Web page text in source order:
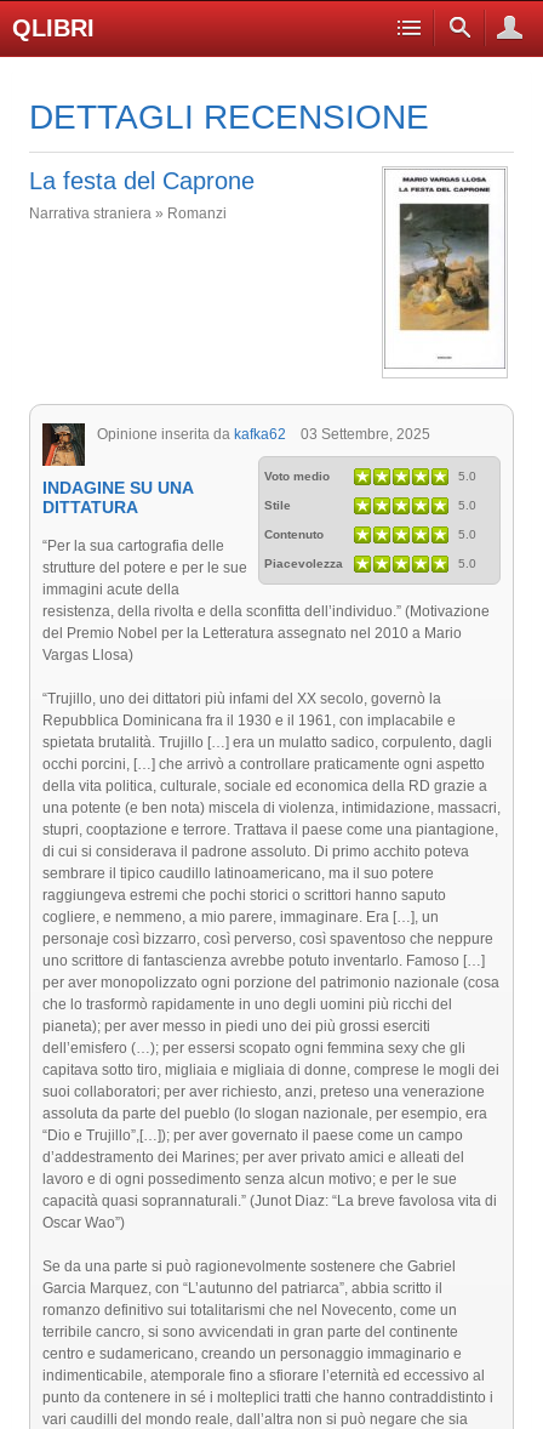
QLIBRI
DETTAGLI RECENSIONE
La festa del Caprone
Narrativa straniera » Romanzi
Opinione inserita da kafka62 03 Settembre, 2025
Voto medio 5.0
Stile 5.0
Contenuto 5.0
Piacevolezza 5.0
INDAGINE SU UNA
DITTATURA
“Per la sua cartografia delle
strutture del potere e per le sue
immagini acute della
resistenza, della rivolta e della sconfitta dell’individuo.” (Motivazione
del Premio Nobel per la Letteratura assegnato nel 2010 a Mario
Vargas Llosa)
“Trujillo, uno dei dittatori più infami del XX secolo, governò la
Repubblica Dominicana fra il 1930 e il 1961, con implacabile e
spietata brutalità. Trujillo […] era un mulatto sadico, corpulento, dagli
occhi porcini, […] che arrivò a controllare praticamente ogni aspetto
della vita politica, culturale, sociale ed economica della RD grazie a
una potente (e ben nota) miscela di violenza, intimidazione, massacri,
stupri, cooptazione e terrore. Trattava il paese come una piantagione,
di cui si considerava il padrone assoluto. Di primo acchito poteva
sembrare il tipico caudillo latinoamericano, ma il suo potere
raggiungeva estremi che pochi storici o scrittori hanno saputo
cogliere, e nemmeno, a mio parere, immaginare. Era […], un
personaje così bizzarro, così perverso, così spaventoso che neppure
uno scrittore di fantascienza avrebbe potuto inventarlo. Famoso […]
per aver monopolizzato ogni porzione del patrimonio nazionale (cosa
che lo trasformò rapidamente in uno degli uomini più ricchi del
pianeta); per aver messo in piedi uno dei più grossi eserciti
dell’emisfero (…); per essersi scopato ogni femmina sexy che gli
capitava sotto tiro, migliaia e migliaia di donne, comprese le mogli dei
suoi collaboratori; per aver richiesto, anzi, preteso una venerazione
assoluta da parte del pueblo (lo slogan nazionale, per esempio, era
“Dio e Trujillo”,[…]); per aver governato il paese come un campo
d’addestramento dei Marines; per aver privato amici e alleati del
lavoro e di ogni possedimento senza alcun motivo; e per le sue
capacità quasi soprannaturali.” (Junot Diaz: “La breve favolosa vita di
Oscar Wao”)
Se da una parte si può ragionevolmente sostenere che Gabriel
Garcia Marquez, con “L’autunno del patriarca”, abbia scritto il
romanzo definitivo sui totalitarismi che nel Novecento, come un
terribile cancro, si sono avvicendati in gran parte del continente
centro e sudamericano, creando un personaggio immaginario e
indimenticabile, atemporale fino a sfiorare l’eternità ed eccessivo al
punto da contenere in sé i molteplici tratti che hanno contraddistinto i
vari caudilli del mondo reale, dall’altra non si può negare che sia